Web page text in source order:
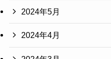
2024年5月
2024年4月